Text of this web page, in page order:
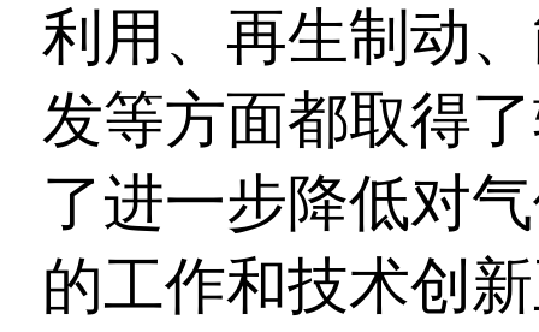
利用、再生制动
发等方面都取得
了进一步降低对
的工作和技术创